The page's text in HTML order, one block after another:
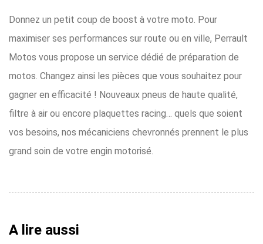
Donnez un petit coup de boost à votre moto. Pour
maximiser ses performances sur route ou en ville, Perrault
Motos vous propose un service dédié de préparation de
motos. Changez ainsi les pièces que vous souhaitez pour
gagner en efficacité ! Nouveaux pneus de haute qualité,
filtre à air ou encore plaquettes racing… quels que soient
vos besoins, nos mécaniciens chevronnés prennent le plus
grand soin de votre engin motorisé.
A lire aussi